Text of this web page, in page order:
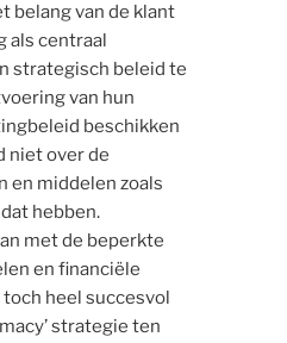
belang van de klant
als centraal
strategisch beleid te
van hun
beschikken
niet over de
en middelen zoals
hebben.
met de beperkte
en financiële
heel succesvol
strategie ten